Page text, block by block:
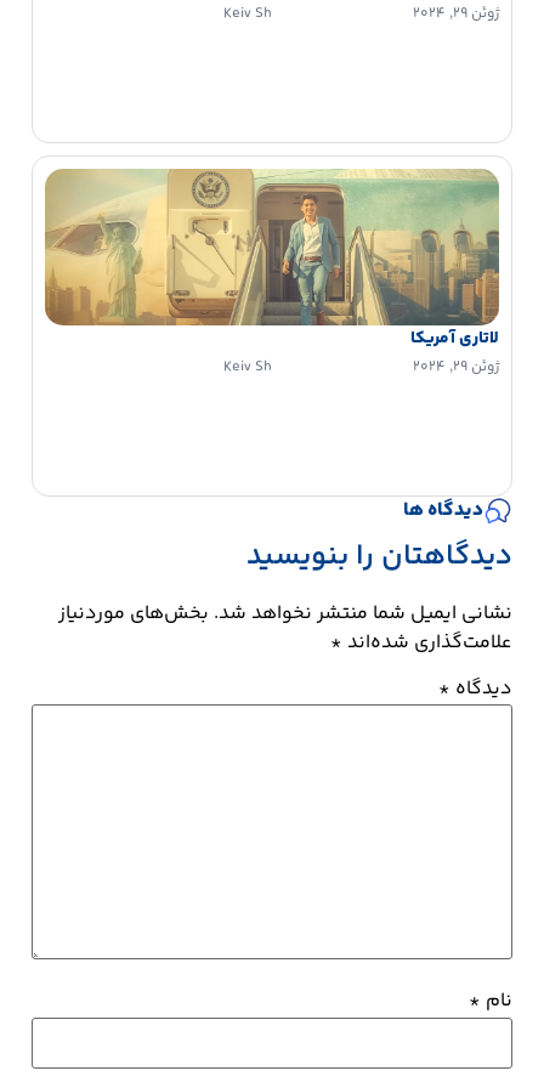
ژوئن 29, 2024 Keiv Sh
لاتاری آمریکا
ژوئن 29, 2024 Keiv Sh
دیدگاه ها
دیدگاهتان را بنویسید
نشانی ایمیل شما منتشر نخواهد شد. بخش‌های موردنیاز
علامت‌گذاری شده‌اند *
دیدگاه *
نام *